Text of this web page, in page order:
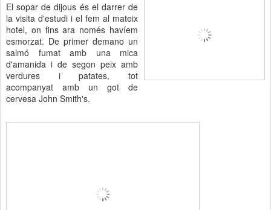
El sopar de dijous és el darrer de
la visita d'estudi i el fem al mateix
hotel, on fins ara només havíem
esmorzat. De primer demano un
salmó fumat amb una mica
d'amanida i de segon peix amb
verdures i patates, tot
acompanyat amb un got de
cervesa John Smith's.